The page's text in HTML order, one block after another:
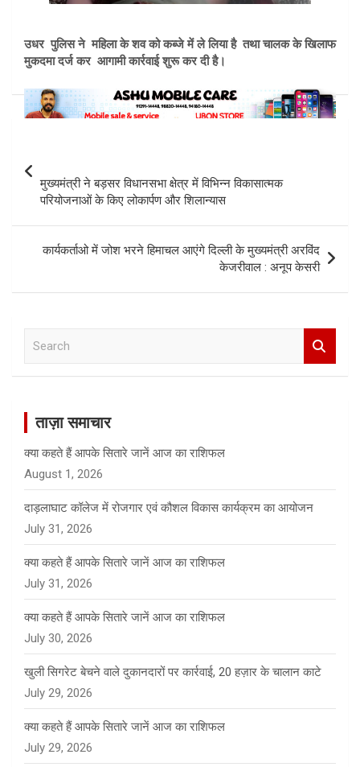
उधर पुलिस ने महिला के शव को कब्जे में ले लिया है तथाचालक के खिलाफ
मुकदमा दर्ज कर आगामी कार्रवाई शुरू कर दी है।
मुख्यमंत्री ने बड़सर विधानसभा क्षेत्र में विभिन्न विकासात्मक
परियोजनाओं के किए लोकार्पण और शिलान्यास
कार्यकर्ताओ में जोश भरने हिमाचल आएंगे दिल्ली के मुख्यमंत्री अरविंद
केजरीवाल : अनूप केसरी
ताज़ा समाचार
क्या कहते हैं आपके सितारे जानें आज का राशिफल
August 1, 2026
दाड़लाघाट कॉलेज में रोजगार एवं कौशल विकास कार्यक्रम का आयोजन
July 31, 2026
क्या कहते हैं आपके सितारे जानें आज का राशिफल
July 31, 2026
क्या कहते हैं आपके सितारे जानें आज का राशिफल
July 30, 2026
खुली सिगरेट बेचने वाले दुकानदारों पर कार्रवाई, 20 हज़ार के चालान काटे
July 29, 2026
क्या कहते हैं आपके सितारे जानें आज का राशिफल
July 29, 2026